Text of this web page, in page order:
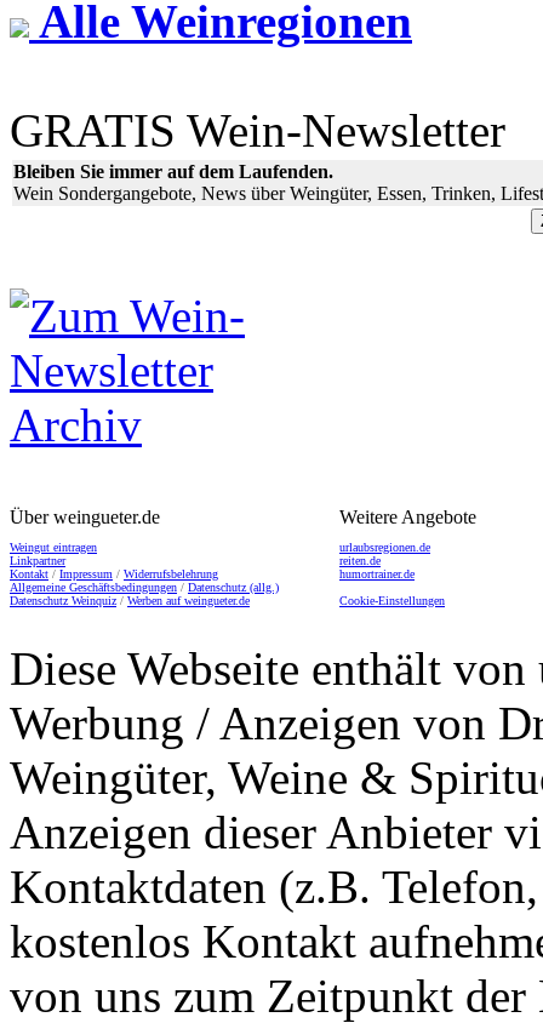
Alle Weinregionen
GRATIS Wein-Newsletter
Bleiben Sie immer auf dem Laufenden.
Wein Sondergangebote, News über Weingüter, Essen, Trinken,
Über weingueter.de
Weingut eintragen
Linkpartner
Kontakt / Impressum / Widerrufsbelehrung
Allgemeine Geschäftsbedingungen / Datenschutz (allg.)
Datenschutz Weinquiz / Werben auf weingueter.de
Weitere Angebote
urlaubsregionen.de
reiten.de
humortrainer.de
Cookie-Einstellungen
Diese Webseite enthält
Werbung / Anzeigen von
Weingüter, Weine &
Anzeigen dieser Anbieter
Kontaktdaten (z.B.
kostenlos Kontakt
von uns zum Zeitpunkt